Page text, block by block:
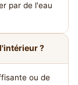
par de l'eau
?
ou de